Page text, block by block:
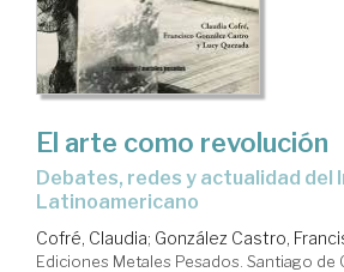
El arte como revolución
debates, redes y actualidad del Instituto de Arte
Latinoamericano
Cofré, Claudia; González Castro,
Ediciones Metales Pesados. Santiago de